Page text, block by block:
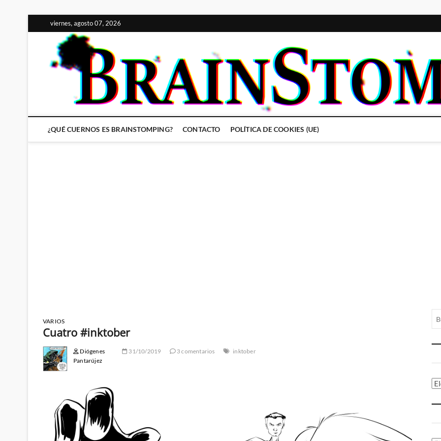
al
contenido
viernes, agosto 07, 2026
¿QUÉ CUERNOS ES BRAINSTOMPING? CONTACTO POLÍTICA DE COOKIES (UE)
VARIOS
Cuatro #inktober
Diógenes
Pantarújez
31/10/2019 3 comentarios inktober